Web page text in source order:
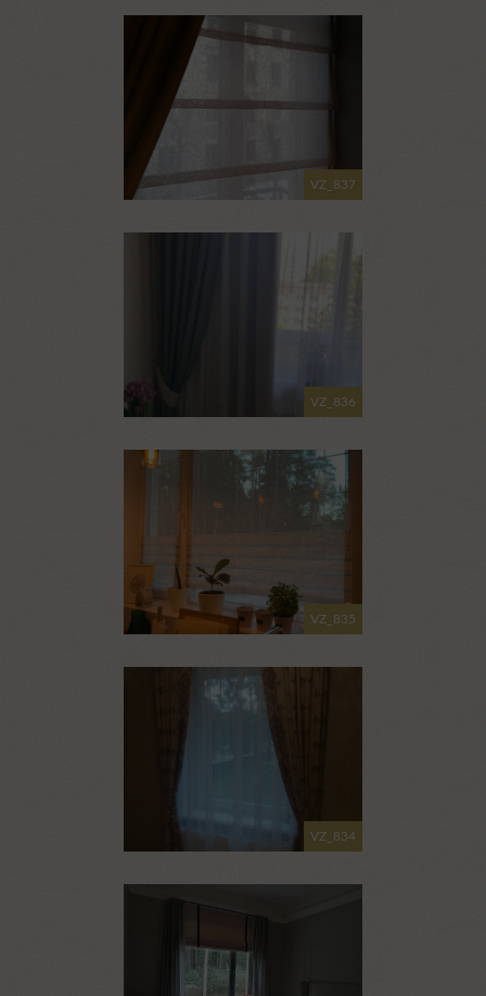
VZ_837
VZ_836
VZ_835
VZ_834